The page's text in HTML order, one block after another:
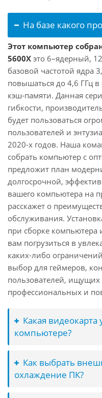
На базе какого
Этот компьютер
5600X это 6–ядерный,
базовой частотой ядра
повышаться до 4,6 ГГц
кэш-памяти. Данная
гибкости,
будет пользоваться
пользователей и
2020-х годов. Наша
собрать компьютер с
предложит план
долгосрочной,
вашего компьютера на
расскажет о
обслуживания.
при сборке
вам погрузиться в
каких-либо
выбор для геймеров,
пользователей,
профессиональных и
Какая видеокарта
компьютере?
Как выбрать
охлаждение ПК?